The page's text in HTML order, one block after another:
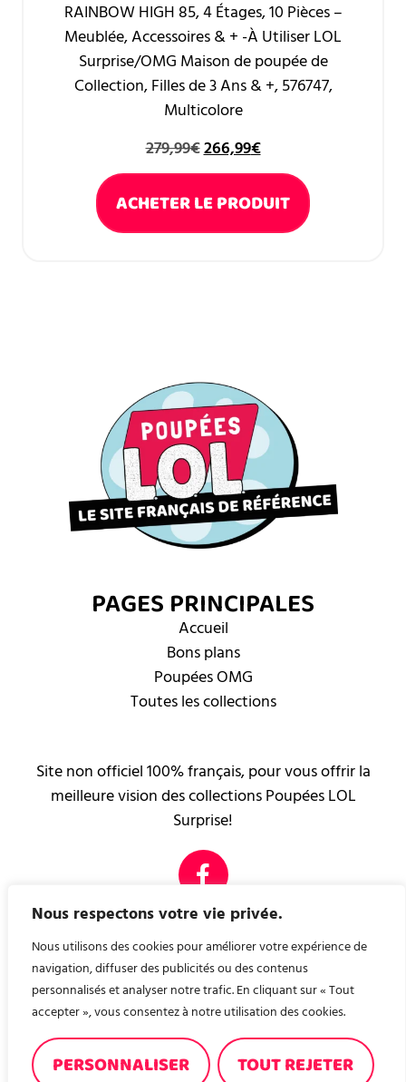
Nous respectons votre vie privée.
Nous utilisons des cookies pour améliorer votre expérience de
navigation, diffuser des publicités ou des contenus
personnalisés et analyser notre trafic. En cliquant sur « Tout
accepter », vous consentez à notre utilisation des cookies.
PERSONNALISER TOUT REJETER
RAINBOW HIGH 85, 4 Étages, 10 Pièces –
Meublée, Accessoires & + -À Utiliser LOL
Surprise/OMG Maison de poupée de
Collection, Filles de 3 Ans & +, 576747,
Multicolore
279,99€266,99€
ACHETER LE PRODUIT
PAGES PRINCIPALES
Accueil
Bons plans
Poupées OMG
Toutes les collections
Site non officiel 100% français, pour vous offrir la
meilleure vision des collections Poupées LOL
Surprise!
PAGES LÉGALES
Mentions légales
Contact
Nous avons créé, pour vous, un site de recette de
cuisine ! A consommer sans modération ! recettes-en-
familles.fr